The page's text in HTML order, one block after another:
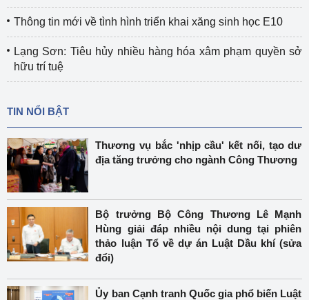
Thông tin mới về tình hình triển khai xăng sinh học E10
Lạng Sơn: Tiêu hủy nhiều hàng hóa xâm phạm quyền sở
hữu trí tuệ
TIN NỔI BẬT
Thương vụ bắc 'nhịp cầu' kết nối, tạo dư
địa tăng trưởng cho ngành Công Thương
Bộ trưởng Bộ Công Thương Lê Mạnh
Hùng giải đáp nhiều nội dung tại phiên
thảo luận Tổ về dự án Luật Dầu khí (sửa
đổi)
Ủy ban Cạnh tranh Quốc gia phổ biến Luật